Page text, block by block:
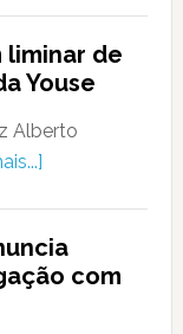
liminar de
Youse
Alberto
com